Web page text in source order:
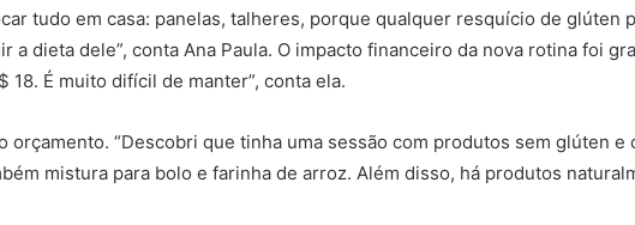
tudo em casa: panelas, talheres, porque qualquer resquício de glúten
dieta dele”, conta Ana Paula. O impacto financeiro da nova rotina foi
É muito difícil de manter”, conta ela.
orçamento. “Descobri que tinha uma sessão com produtos sem glúten e
mistura para bolo e farinha de arroz. Além disso, há produtos